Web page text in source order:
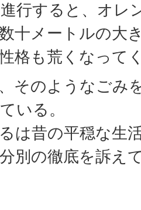
行すると、オレ
十メートルの大
格も荒くなって
そのようなごみ
いる。
は昔の平穏な生
別の徹底を訴え